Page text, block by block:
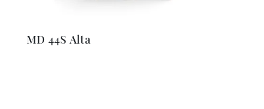
MD 44S Alta